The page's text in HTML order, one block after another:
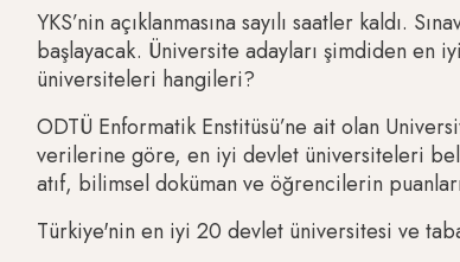
YKS’nin açıklanmasına sayılı saatler kaldı.
başlayacak. Üniversite adayları şimdiden en
üniversiteleri hangileri?
ODTÜ Enformatik Enstitüsü’ne ait olan
verilerine göre, en iyi devlet üniversiteleri
atıf, bilimsel doküman ve öğrencilerin
Türkiye'nin en iyi 20 devlet üniversitesi ve